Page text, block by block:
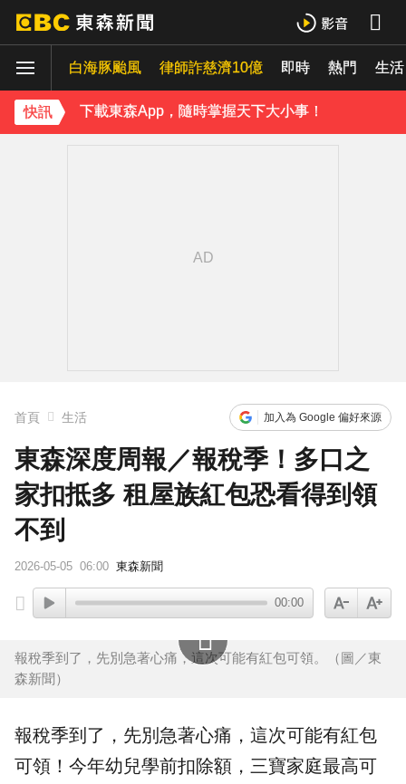
白海豚颱風 律師詐慈濟10億 即時 熱門 生活
快訊
《理財達人秀》X 安聯投信免費講座報名中！搶先卡位 2027
下載東森App，隨時掌握天下大小事！
首頁 生活 加入為 Google 偏好來源
東森深度周報／報稅季！多口之
家扣抵多 租屋族紅包恐看得到領
不到
2026-05-05 06:00 東森新聞
00:00
報稅季到了，先別急著心痛，這次可能有紅包可領。（圖／東
森新聞）
報稅季到了，先別急著心痛，這次可能有紅包
可領！今年幼兒學前扣除額，三寶家庭最高可